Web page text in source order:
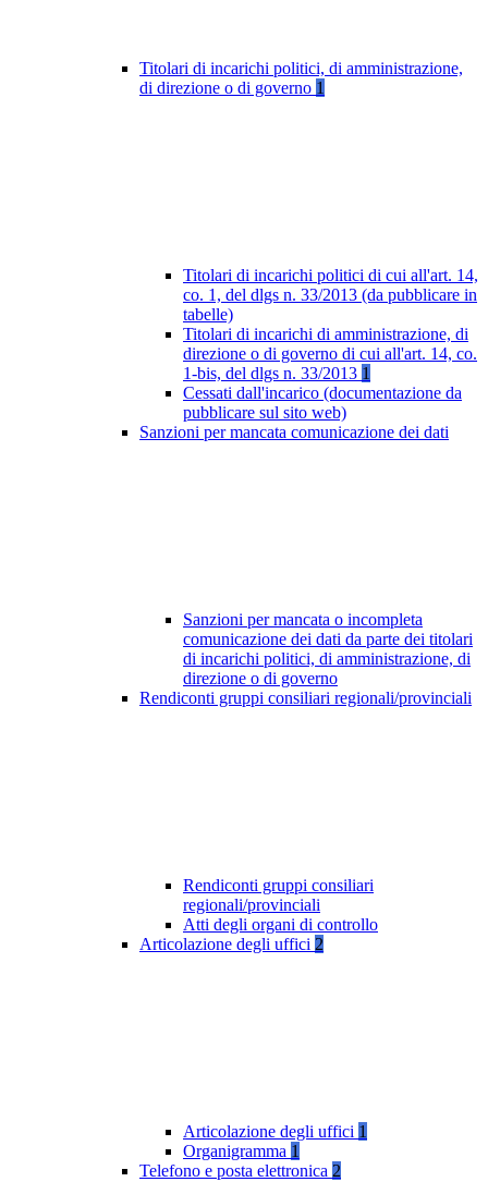
Titolari di incarichi politici, di amministrazione,
di direzione o di governo 1
Titolari di incarichi politici di cui all'art. 14,
co. 1, del dlgs n. 33/2013 (da pubblicare in
tabelle)
Titolari di incarichi di amministrazione, di
direzione o di governo di cui all'art. 14, co.
1-bis, del dlgs n. 33/2013 1
Cessati dall'incarico (documentazione da
pubblicare sul sito web)
Sanzioni per mancata comunicazione dei dati
Sanzioni per mancata o incompleta
comunicazione dei dati da parte dei titolari
di incarichi politici, di amministrazione, di
direzione o di governo
Rendiconti gruppi consiliari regionali/provinciali
Rendiconti gruppi consiliari
regionali/provinciali
Atti degli organi di controllo
Articolazione degli uffici 2
Articolazione degli uffici 1
Organigramma 1
Telefono e posta elettronica 2